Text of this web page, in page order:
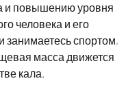
и повышению уровня
человека и его
занимаетесь спортом,
масса движется
кала.